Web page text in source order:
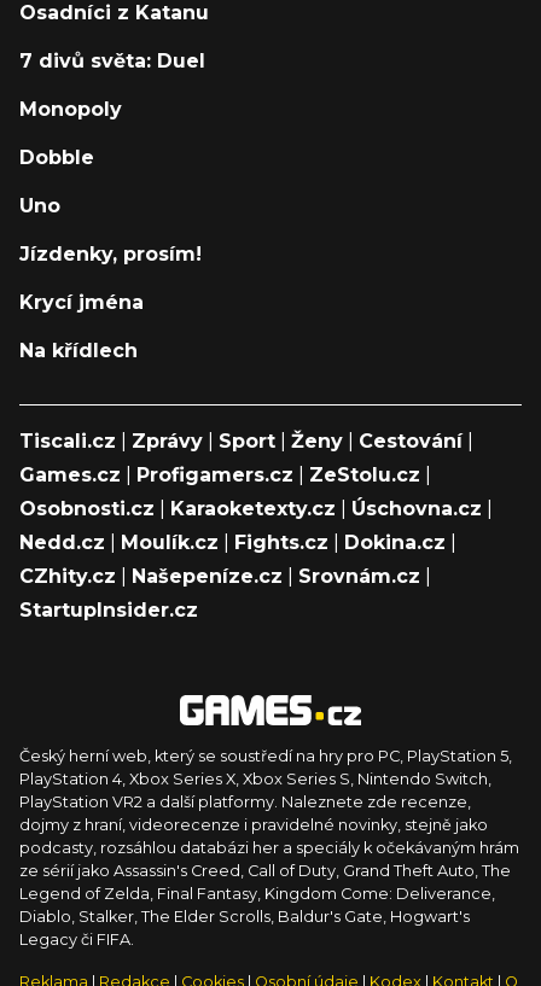
Osadníci z Katanu
7 divů světa: Duel
Monopoly
Dobble
Uno
Jízdenky, prosím!
Krycí jména
Na křídlech
Tiscali.cz Zprávy Sport Ženy Cestování|
Games.cz
Profigamers.cz ZeStolu.cz
Osobnosti.cz
Karaoketexty.cz Úschovna.cz
Nedd.cz
Moulík.cz Fights.cz Dokina.cz
CZhity.cz
Našepeníze.cz Srovnám.cz
StartupInsider.cz
Český herní web, který se soustředí na hry pro PC, PlayStation 5,
PlayStation 4, Xbox Series X, Xbox Series S, Nintendo Switch,
PlayStation VR2 a další platformy. Naleznete zde recenze,
dojmy z hraní, videorecenze i pravidelné novinky, stejně jako
podcasty, rozsáhlou databázi her a speciály k očekávaným hrám
ze sérií jako Assassin's Creed, Call of Duty, Grand Theft Auto, The
Legend of Zelda, Final Fantasy, Kingdom Come: Deliverance,
Diablo, Stalker, The Elder Scrolls, Baldur's Gate, Hogwart's
Legacy či FIFA.
Reklama Redakce Cookies Osobní údaje Kodex Kontakt O